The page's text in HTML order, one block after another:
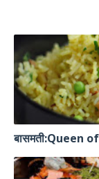
बासमती:Queen